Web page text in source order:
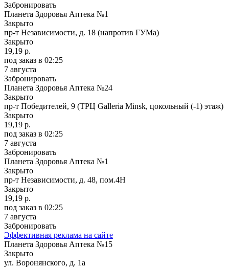
Забронировать
Планета Здоровья Аптека №1
Закрыто
пр-т Независимости, д. 18 (напротив ГУМа)
Закрыто
19,19 р.
под заказ в 02:25
7 августа
Забронировать
Планета Здоровья Аптека №24
Закрыто
пр-т Победителей, 9 (ТРЦ Galleria Minsk, цокольный (-1) этаж)
Закрыто
19,19 р.
под заказ в 02:25
7 августа
Забронировать
Планета Здоровья Аптека №1
Закрыто
пр-т Независимости, д. 48, пом.4Н
Закрыто
19,19 р.
под заказ в 02:25
7 августа
Забронировать
Эффективная реклама на сайте
Планета Здоровья Аптека №15
Закрыто
ул. Воронянского, д. 1а